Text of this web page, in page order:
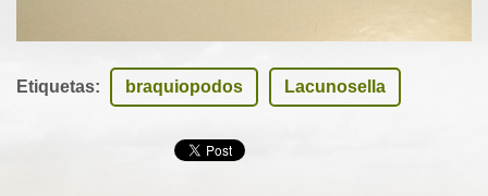
Etiquetas: braquiopodos Lacunosella